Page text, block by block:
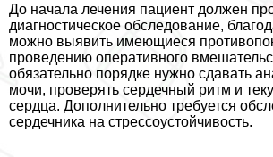
До начала лечения пациент должен
диагностическое обследование,
можно выявить имеющиеся
проведению оперативного
обязательно порядке нужно сдавать
мочи, проверять сердечный ритм и
сердца. Дополнительно требуется
сердечника на стрессоустойчивость.